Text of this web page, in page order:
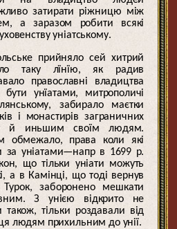
затирати ріжницю між
а заразом робити всякі
уніатському.
прийняло сей хитрий
таку лїнїю, як радив
православні владицтва
унїатами, митрополичі
забирало маєтки
і монастирів заграничних
й иньшим своїм людям.
обмежало, права коли які
за уніатами—напр в 1699 р.
що тільки уніати можуть
а в Камінці, що тоді вернув
заборонено мешкати
З унією відкрито не
також, тільки роздавали від
людям прихильним до унії.